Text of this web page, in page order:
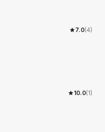
7.0(4)
10.0(1)